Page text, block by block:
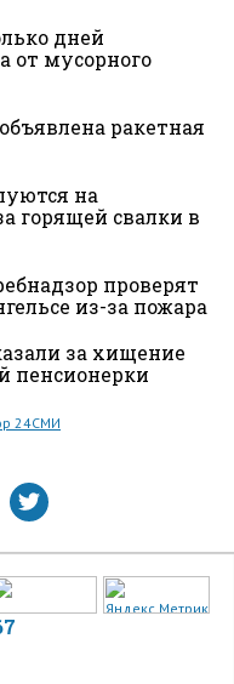
дней
от мусорного
ракетная
на
горящей свалки в
проверят
из-за пожара
за хищение
пенсионерки
24СМИ